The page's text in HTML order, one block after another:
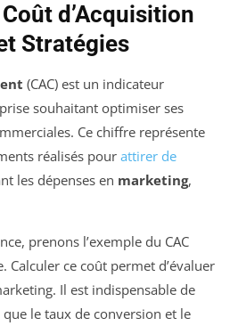
d’Acquisition
Stratégies
(CAC) est un indicateur
souhaitant optimiser ses
Ce chiffre représente
réalisés pour attirer de
les dépenses en marketing,
prenons l’exemple du CAC
Calculer ce coût permet d’évaluer
Il est indispensable de
le taux de conversion et le